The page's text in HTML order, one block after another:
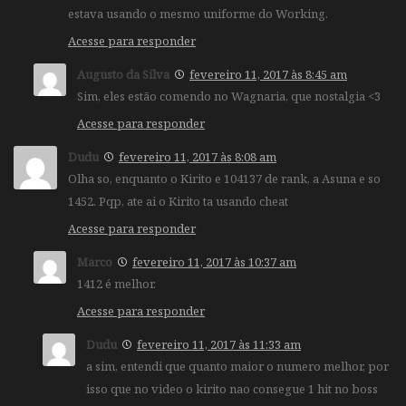
estava usando o mesmo uniforme do Working.
Acesse para responder
Augusto da Silva
fevereiro 11, 2017 às 8:45 am
Sim, eles estão comendo no Wagnaria, que nostalgia <3
Acesse para responder
Dudu
fevereiro 11, 2017 às 8:08 am
Olha so, enquanto o Kirito e 104137 de rank, a Asuna e so
1452. Pqp, ate ai o Kirito ta usando cheat
Acesse para responder
Marco
fevereiro 11, 2017 às 10:37 am
1412 é melhor.
Acesse para responder
Dudu
fevereiro 11, 2017 às 11:33 am
a sim, entendi que quanto maior o numero melhor, por
isso que no video o kirito nao consegue 1 hit no boss